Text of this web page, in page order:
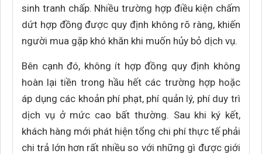
sinh tranh chấp. Nhiều trường hợp điều kiện chấm
dứt hợp đồng được quy định không rõ ràng, khiến
người mua gặp khó khăn khi muốn hủy bỏ dịch vụ.
Bên cạnh đó, không ít hợp đồng quy định không
hoàn lại tiền trong hầu hết các trường hợp hoặc
áp dụng các khoản phí phạt, phí quản lý, phí duy trì
dịch vụ ở mức cao bất thường. Sau khi ký kết,
khách hàng mới phát hiện tổng chi phí thực tế phải
chi trả lớn hơn rất nhiều so với những gì được giới